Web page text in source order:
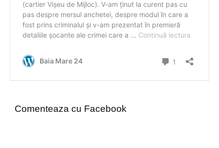
Comenteaza cu Facebook